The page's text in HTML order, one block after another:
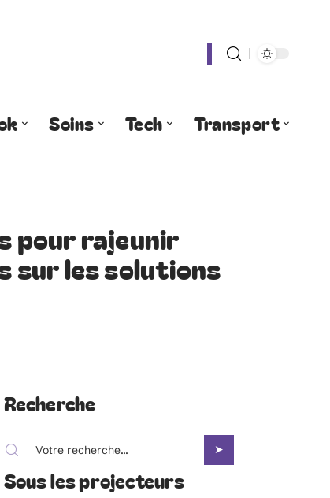
Soins Tech Transport
pour rajeunir
sur les solutions
Recherche
Sous les projecteurs